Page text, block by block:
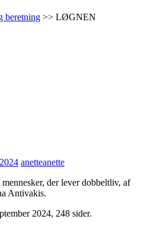
beretning >> LØGNEN
anetteanette
der lever dobbeltliv, af
Antivakis.
2024, 248 sider.